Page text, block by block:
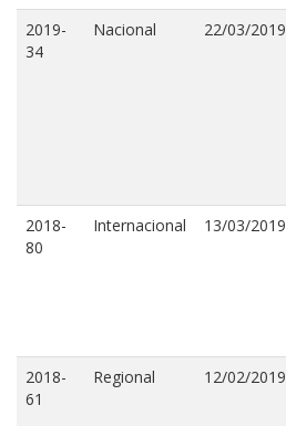
2019-
34
Nacional 22/03/2019
2018-
80
Internacional 13/03/2019
2018-
61
Regional 12/02/2019